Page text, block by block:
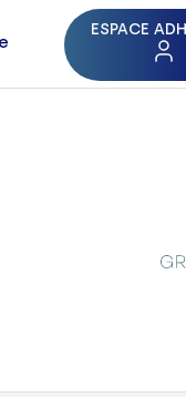
ESPACE